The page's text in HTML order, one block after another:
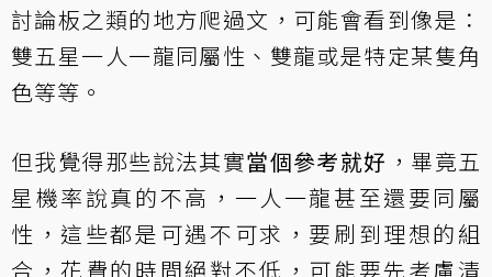
討論板之類的地方爬過文，可能會看到像是：
雙五星一人一龍同屬性、雙龍或是特定某隻角
色等等。
但我覺得那些說法其實當個參考就好 ，畢竟五
星機率說真的不高，一人一龍甚至還要同屬
性，這些都是可遇不可求，要刷到理想的組
合，花費的時間絕對不低，可能要先考慮清